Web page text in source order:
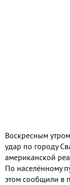
Воскресным
удар по городу
американской
По населённому
этом сообщили в